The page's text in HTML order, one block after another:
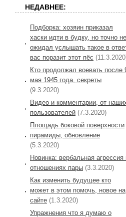
НЕДАВНЕЕ:
Подборка: хозяин приказал
хаски идти в будку, но точно не
ожидал услышать такое в
вас поразит этот пёс
Кто продолжал воевать после
мая 1945 года, секреты
(9.3.2020)
Видео и комментарии, от
пользователей (7.3.2020)
Площадь боковой поверхности
пирамиды, обновление
(5.3.2020)
Новинка: вербальная агрессия
отношениях пары (3.3.2020)
Как изменить будущее кто
может в этом помочь, новое на
сайте (1.3.2020)
Упражнения что я думаю о